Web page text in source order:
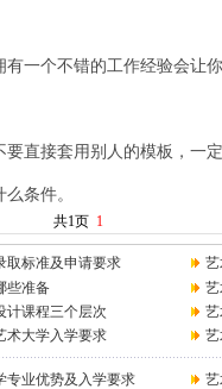
一个不错的工作经验会让
直接套用别人的模板，一
条件。
共1页 1
取标准及申请要求
些准备
计课程三个层次
术大学入学要求
专业优势及入学要求